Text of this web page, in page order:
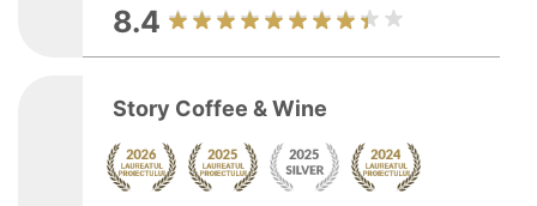
8.4
Story Coffee & Wine